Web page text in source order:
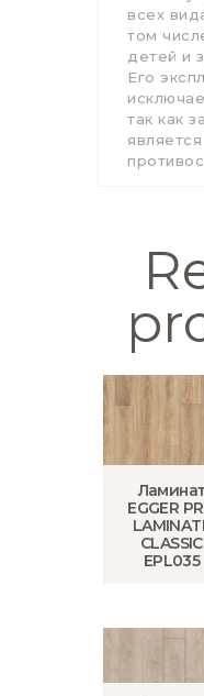
всех
том
детей и
Его
так как
является
EGGER
CLASSIC
EPL035